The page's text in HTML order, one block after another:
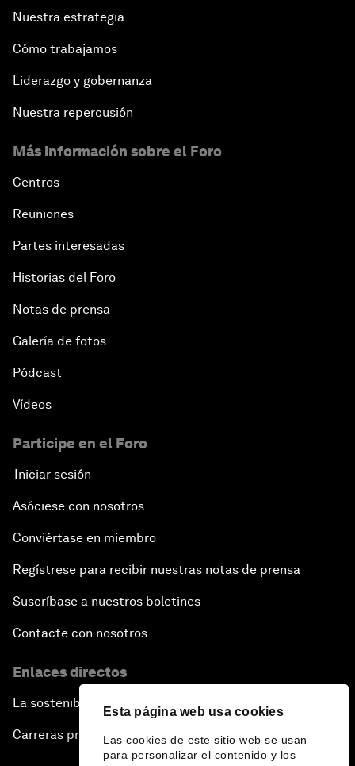
Esta página web usa cookies
Las cookies de este sitio web se usan
para personalizar el contenido y los
Nuestra estrategia
Cómo trabajamos
Liderazgo y gobernanza
Nuestra repercusión
Más información sobre el Foro
Centros
Reuniones
Partes interesadas
Historias del Foro
Notas de prensa
Galería de fotos
Pódcast
Vídeos
Participe en el Foro
Iniciar sesión
Asóciese con nosotros
Conviértase en miembro
Regístrese para recibir nuestras notas de prensa
Suscríbase a nuestros boletines
Contacte con nosotros
Enlaces directos
La sostenibilidad en el Foro
Carreras profesionales